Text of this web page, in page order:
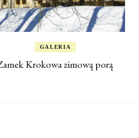
GALERIA
Krokowa zimową porą